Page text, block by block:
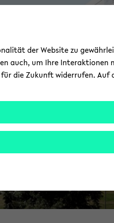
Über­see
der Website zu
auch, um Ihre Interaktionen
die Zukunft widerrufen. Auf